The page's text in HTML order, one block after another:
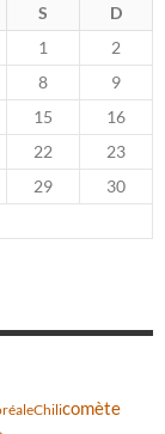
S
D
1
2
8
9
15
16
22
23
29
30
Chilicomète